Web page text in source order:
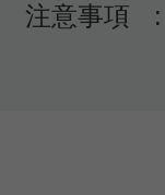
注意事項
: